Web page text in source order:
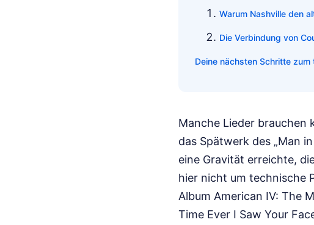
Warum Nashville den
Die Verbindung von
Deine nächsten Schritte
Manche Lieder brauchen
das Spätwerk des „Man
eine Gravität erreichte,
hier nicht um technische
Album American IV: The
Time Ever I Saw Your